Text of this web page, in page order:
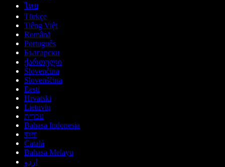
ไทย
Türkçe
Tiếng Việt
Română
Português
Български
ქართული
Slovenčina
Slovenščina
Eesti
Hrvatski
Lietuvių
עברית
Bahasa Indonesia
বাংলা
Català
Bahasa Melayu
اردو